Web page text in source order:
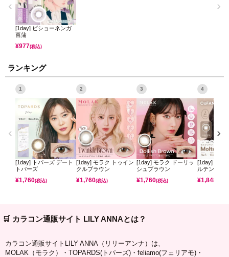
[1day] ビショーネンガ
菖蒲
¥977(税込)
ランキング
1
[1day] トパーズ デート
トパーズ
¥1,760(税込)
2
[1day] モラク トゥイン
クルブラウン
¥1,760(税込)
3
[1day] モラク ドーリッ
シュブラウン
¥1,760(税込)
4
[1day] コフ
ルテンパフ
¥1,848
🛒 カラコン通販サイト LILY ANNAとは？
カラコン通販サイトLILY ANNA（リリーアンナ）は、
MOLAK（モラク）・TOPARDS(トパーズ)・feliamo(フェリアモ)・